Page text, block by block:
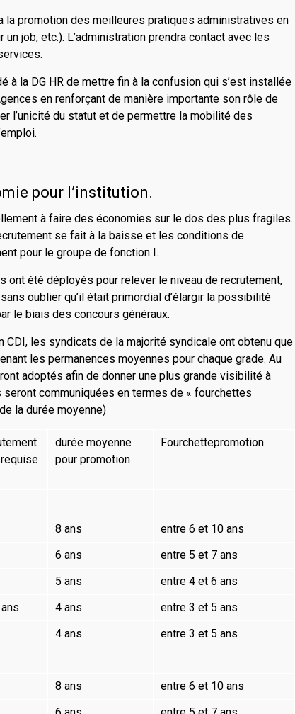
la promotion des meilleures pratiques administratives en
job, etc.). L’administration prendra contact avec les
à la DG HR de mettre fin à la confusion qui s’est installée
en renforçant de manière importante son rôle de
l’unicité du statut et de permettre la mobilité des
pour l’institution.
à faire des économies sur le dos des plus fragiles.
se fait à la baisse et les conditions de
pour le groupe de fonction I.
été déployés pour relever le niveau de recrutement,
oublier qu’il était primordial d’élargir la possibilité
le biais des concours généraux.
CDI, les syndicats de la majorité syndicale ont obtenu que
les permanences moyennes pour chaque grade. Au
adoptés afin de donner une plus grande visibilité à
communiquées en termes de « fourchettes
la durée moyenne)
durée moyenne
pour promotion
Fourchettepromotion
8 ans
entre 6 et 10 ans
6 ans
entre 5 et 7 ans
5 ans
entre 4 et 6 ans
4 ans
entre 3 et 5 ans
4 ans
entre 3 et 5 ans
8 ans
entre 6 et 10 ans